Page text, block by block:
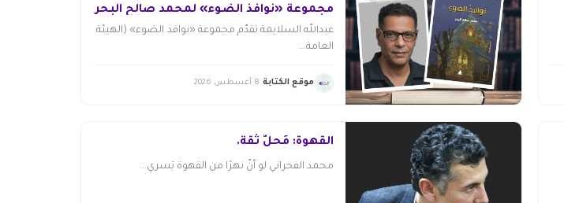
مجموعة «نوافذ الضوء» لمحمد صالح البحر
عبدالله السلايمة تقدّم مجموعة «نوافذ الضوء» (الهيئة
العامة...
موقع الكتابة 8 أغسطس 2026
القهوة: مَحلُّ ثقة.
محمد الفخراني لو أنّ نهرًا من القهوة يَسري...